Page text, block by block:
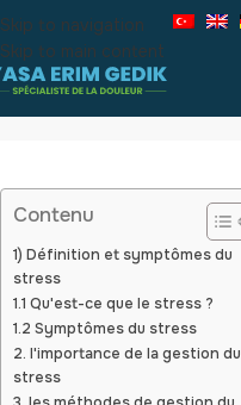
Skip to navigation
Skip to main content
Contenu
1) Définition et symptômes du
stress
1.1 Qu'est-ce que le stress ?
1.2 Symptômes du stress
2. l'importance de la gestion du
stress